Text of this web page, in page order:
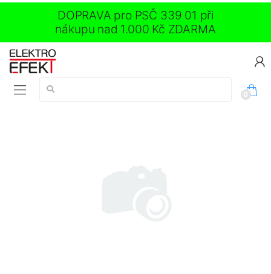
DOPRAVA pro PSČ 339 01 při
nákupu nad 1.000 Kč ZDARMA
Vyhledávání:
0